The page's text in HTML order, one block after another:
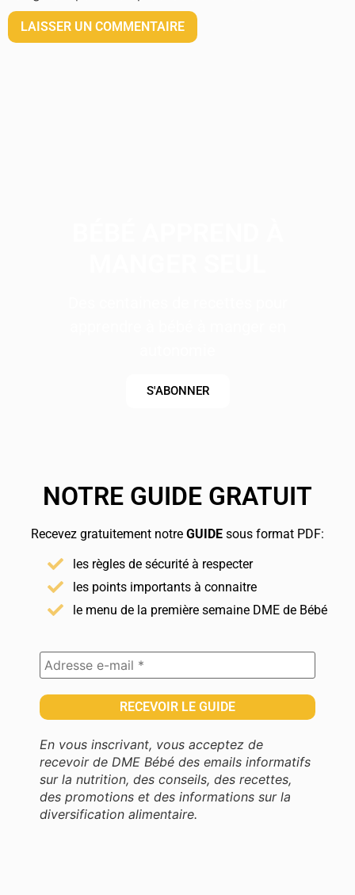
S'ABONNER
NOTRE GUIDE GRATUIT
Recevez gratuitement notre GUIDE sous format PDF:
les règles de sécurité à respecter
les points importants à connaitre
le menu de la première semaine DME de Bébé
En vous inscrivant, vous acceptez de
recevoir de DME Bébé des emails informatifs
sur la nutrition, des conseils, des recettes,
des promotions et des informations sur la
diversification alimentaire.